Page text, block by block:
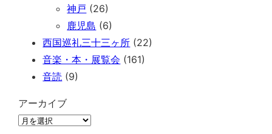
神戸 (26)
鹿児島 (6)
西国巡礼三十三ヶ所 (22)
音楽・本・展覧会 (161)
音読 (9)
アーカイブ